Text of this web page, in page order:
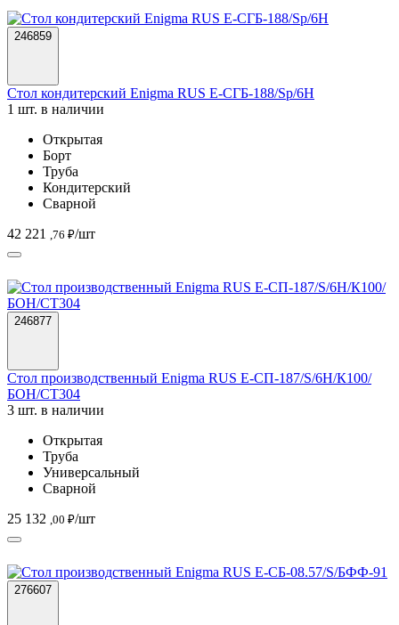
246859
Стол кондитерский Enigma RUS Е-СГБ-188/Sp/6Н
1 шт. в наличии
Открытая
Борт
Труба
Кондитерский
Сварной
42 221
,76 ₽/шт
246877
Стол производственный Enigma RUS Е-СП-187/S/6Н/К100/
БОН/СТ304
3 шт. в наличии
Открытая
Труба
Универсальный
Сварной
25 132 ,00 ₽/шт
276607